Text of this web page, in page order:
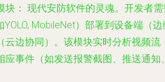
： 现代安防软件的灵魂。开发者
MobileNet）部署到设备端（边
云边协同）。该模块实时分析视频流
应事件（如发送报警截图、推送通知